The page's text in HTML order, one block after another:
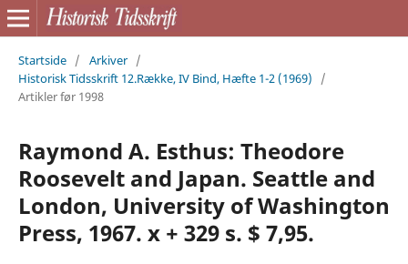
Startside / Arkiver /
Historisk Tidsskrift 12.Række, IV Bind, Hæfte 1-2 (1969)
/
Artikler før 1998
Raymond A. Esthus: Theodore
Roosevelt and Japan. Seattle and
London, University of Washington
Press, 1967. x + 329 s. $ 7,95.